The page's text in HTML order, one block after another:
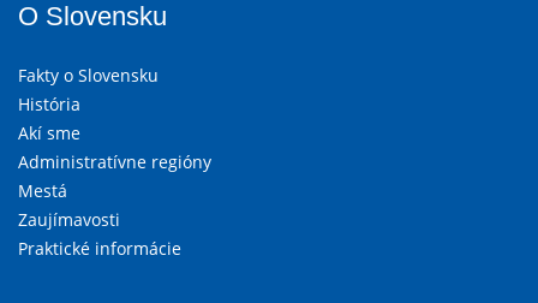
O Slovensku
Fakty o Slovensku
História
Akí sme
Administratívne regióny
Mestá
Zaujímavosti
Praktické informácie